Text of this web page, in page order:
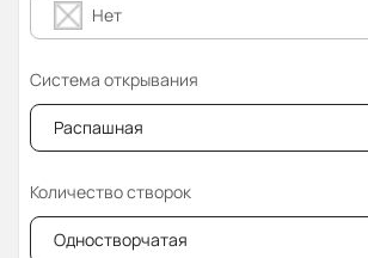
Нет
Система открывания
Распашная
Количество створок
Одностворчатая